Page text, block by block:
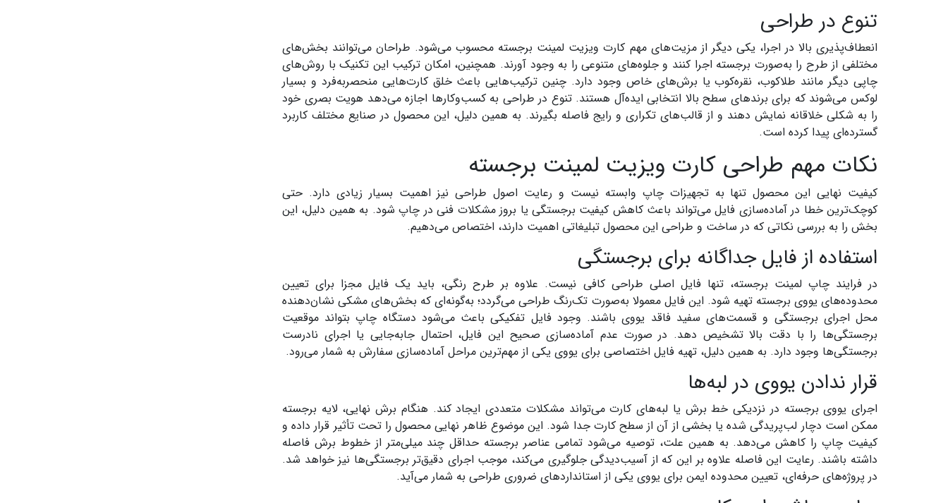
تنوع در طراحی
انعطاف‌پذیری بالا در اجرا، یکی دیگر از مزیت‌های مهم کارت ویزیت لمینت برجسته محسوب می‌شود. طراحان می‌توانند بخش‌های
مختلفی از طرح را به‌صورت برجسته اجرا کنند و جلوه‌های متنوعی را به وجود آورند. همچنین، امکان ترکیب این تکنیک با روش‌های
چاپی دیگر مانند طلاکوب، نقره‌کوب یا برش‌های خاص وجود دارد. چنین ترکیب‌هایی باعث خلق کارت‌هایی منحصربه‌فرد و بسیار
لوکس می‌شوند که برای برندهای سطح بالا انتخابی ایده‌آل هستند. تنوع در طراحی به کسب‌وکارها اجازه می‌دهد هویت بصری خود
را به شکلی خلاقانه نمایش دهند و از قالب‌های تکراری و رایج فاصله بگیرند. به همین دلیل، این محصول در صنایع مختلف کاربرد
گسترده‌ای پیدا کرده است.
نکات مهم طراحی کارت ویزیت لمینت برجسته
کیفیت نهایی این محصول تنها به تجهیزات چاپ وابسته نیست و رعایت اصول طراحی نیز اهمیت بسیار زیادی دارد. حتی
کوچک‌ترین خطا در آماده‌سازی فایل می‌تواند باعث کاهش کیفیت برجستگی یا بروز مشکلات فنی در چاپ شود. به همین دلیل، این
بخش را به بررسی نکاتی که در ساخت و طراحی این محصول تبلیغاتی اهمیت دارند، اختصاص می‌دهیم.
استفاده از فایل جداگانه برای برجستگی
در فرایند چاپ لمینت برجسته، تنها فایل اصلی طراحی کافی نیست. علاوه بر طرح رنگی، باید یک فایل مجزا برای تعیین
محدوده‌های یووی برجسته تهیه شود. این فایل معمولا به‌صورت تک‌رنگ طراحی می‌گردد؛ به‌گونه‌ای که بخش‌های مشکی نشان‌دهنده
محل اجرای برجستگی و قسمت‌های سفید فاقد یووی باشند. وجود فایل تفکیکی باعث می‌شود دستگاه چاپ بتواند موقعیت
برجستگی‌ها را با دقت بالا تشخیص دهد. در صورت عدم آماده‌سازی صحیح این فایل، احتمال جابه‌جایی یا اجرای نادرست
برجستگی‌ها وجود دارد. به همین دلیل، تهیه فایل اختصاصی برای یووی یکی از مهم‌ترین مراحل آماده‌سازی سفارش به شمار می‌رود.
قرار ندادن یووی در لبه‌ها
اجرای یووی برجسته در نزدیکی خط برش یا لبه‌های کارت می‌تواند مشکلات متعددی ایجاد کند. هنگام برش نهایی، لایه برجسته
ممکن است دچار لب‌پریدگی شده یا بخشی از آن از سطح کارت جدا شود. این موضوع ظاهر نهایی محصول را تحت تأثیر قرار داده و
کیفیت چاپ را کاهش می‌دهد. به همین علت، توصیه می‌شود تمامی عناصر برجسته حداقل چند میلی‌متر از خطوط برش فاصله
داشته باشند. رعایت این فاصله علاوه بر این که از آسیب‌دیدگی جلوگیری می‌کند، موجب اجرای دقیق‌تر برجستگی‌ها نیز خواهد شد.
در پروژه‌های حرفه‌ای، تعیین محدوده ایمن برای یووی یکی از استانداردهای ضروری طراحی به شمار می‌آید.